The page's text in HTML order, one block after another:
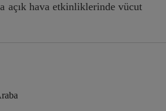
açık hava etkinliklerinde vücut